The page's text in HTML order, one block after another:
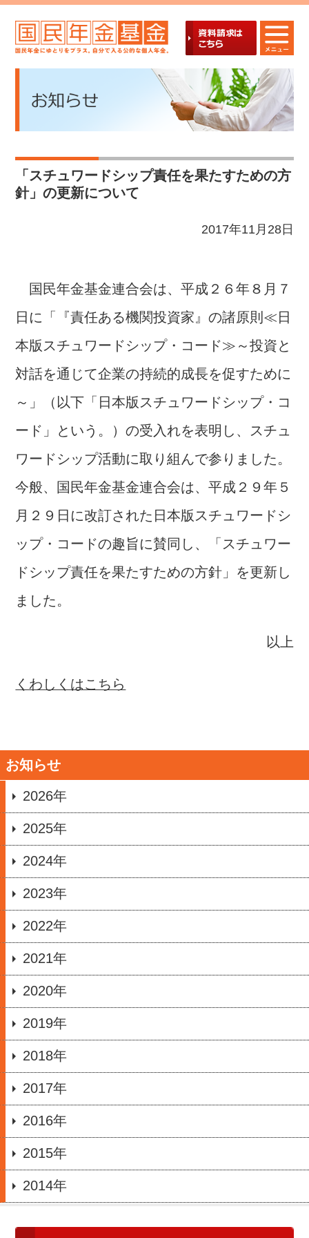
「スチュワードシップ責任を果たすための方
針」の更新について
2017年11月28日
国民年金基金連合会は、平成２６年８月７
日に「『責任ある機関投資家』の諸原則≪日
本版スチュワードシップ・コード≫ ～投資と
対話を通じて企業の持続的成長を促すために
～ 」（以下「日本版スチュワードシップ・コ
ード」という。）の受入れを表明し、スチュ
ワードシップ活動に取り組んで参りました。
今般、国民年金基金連合会は、平成２９年５
月２９日に改訂された日本版スチュワードシ
ップ・コードの趣旨に賛同し、「スチュワー
ドシップ責任を果たすための方針」を更新し
ました。
以上
くわしくはこちら
お知らせ
2026年
2025年
2024年
2023年
2022年
2021年
2020年
2019年
2018年
2017年
2016年
2015年
2014年